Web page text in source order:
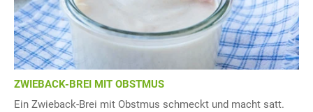
ZWIEBACK-BREI MIT OBSTMUS
Ein Zwieback-Brei mit Obstmus schmeckt und macht satt.